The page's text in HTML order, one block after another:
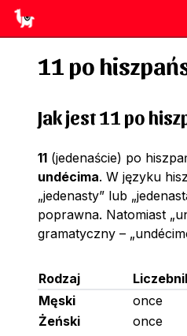
11 po
Jak jest 11 po
11 (jedenaście) po
undécima. W języku
„jedenasty” lub
poprawna. Natomiast
gramatyczny –
Rodzaj
Męski
once
Żeński
once